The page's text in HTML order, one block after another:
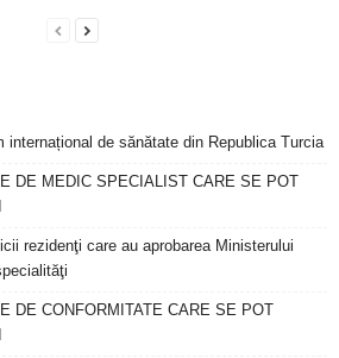
de sănătate din Republica Turcia
DE MEDIC SPECIALIST CARE SE POT
rezidenţi care au aprobarea Ministerului
DE CONFORMITATE CARE SE POT